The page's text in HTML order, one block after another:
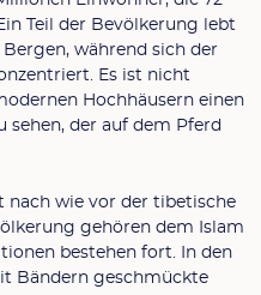
Teil der Bevölkerung lebt
während sich der
Es ist nicht
Hochhäusern einen
sehen, der auf dem Pferd
nach wie vor der tibetische
gehören dem Islam
bestehen fort. In den
Bändern geschmückte